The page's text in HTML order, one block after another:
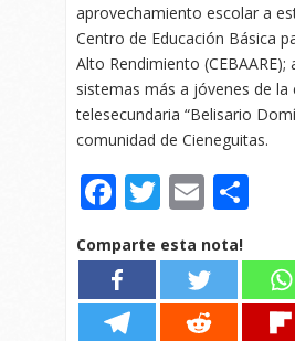
aprovechamiento escolar a
Centro de Educación Básica
Alto Rendimiento (CEBAARE);
sistemas más a jóvenes de la
telesecundaria “Belisario
comunidad de Cieneguitas.
Facebook
Twitter
Email
Comparte esta nota!